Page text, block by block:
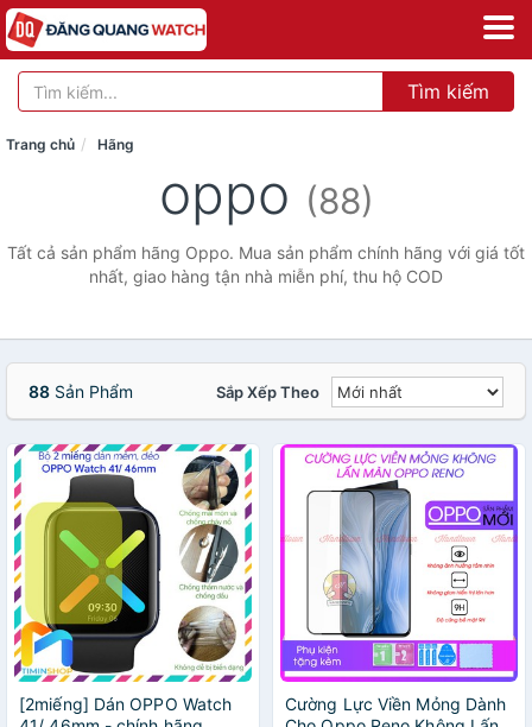
Tìm kiếm
Trang chủ Hãng
oppo (88)
Tất cả sản phẩm hãng Oppo. Mua sản phẩm chính hãng với giá tốt
nhất, giao hàng tận nhà miễn phí, thu hộ COD
88 Sản Phẩm Sắp Xếp Theo
[2miếng] Dán OPPO Watch
Cường Lực Viền Mỏng Dành